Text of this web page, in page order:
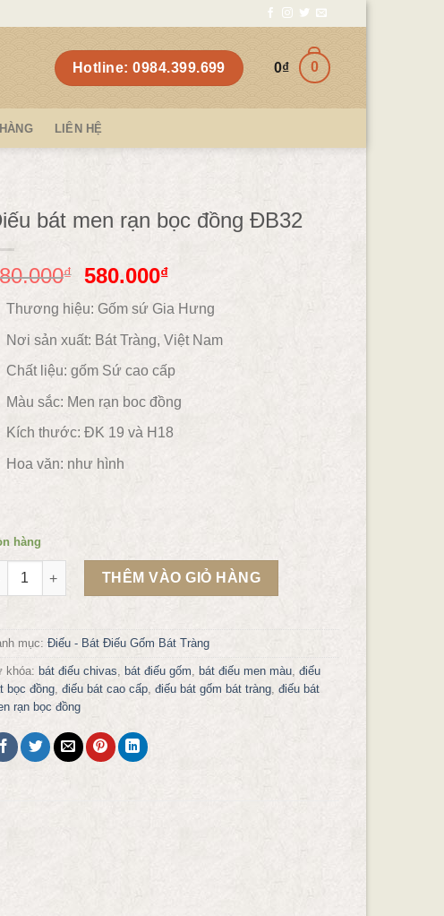
Hotline: 0984.399.699 0₫ 0
LIÊN HỆ
bát men rạn bọc đồng ĐB32
₫ 580.000₫
Thương hiệu: Gốm sứ Gia Hưng
Nơi sản xuất: Bát Tràng, Việt Nam
Chất liệu: gốm Sứ cao cấp
Màu sắc: Men rạn boc đồng
Kích thước: ĐK 19 và H18
Hoa văn: như hình
hàng
bát men rạn bọc đồng ĐB32 số lượng
THÊM VÀO GIỎ HÀNG
mục: Điếu - Bát Điếu Gốm Bát Tràng
khóa: bát điếu chivas, bát điếu gốm, bát điếu men màu, điếu
bọc đồng, điếu bát cao cấp, điếu bát gốm bát tràng, điếu bát
rạn bọc đồng